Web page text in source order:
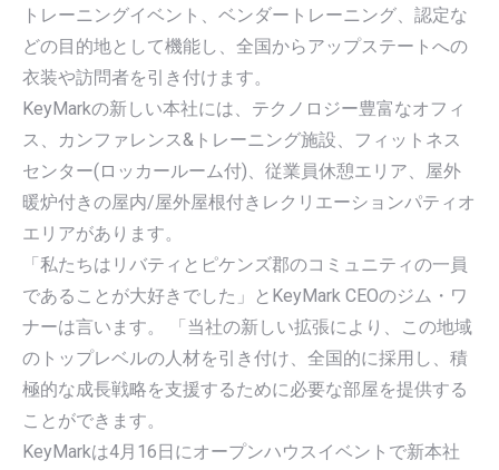
トレーニングイベント、ベンダートレーニング、認定な
どの目的地として機能し、全国からアップステートへの
衣装や訪問者を引き付けます。
KeyMarkの新しい本社には、テクノロジー豊富なオフィ
ス、カンファレンス&トレーニング施設、フィットネス
センター(ロッカールーム付)、従業員休憩エリア、屋外
暖炉付きの屋内/屋外屋根付きレクリエーションパティオ
エリアがあります。
「私たちはリバティとピケンズ郡のコミュニティの一員
であることが大好きでした」とKeyMark CEOのジム・ワ
ナーは言います。 「当社の新しい拡張により、この地域
のトップレベルの人材を引き付け、全国的に採用し、積
極的な成長戦略を支援するために必要な部屋を提供する
ことができます。
KeyMarkは4月16日にオープンハウスイベントで新本社